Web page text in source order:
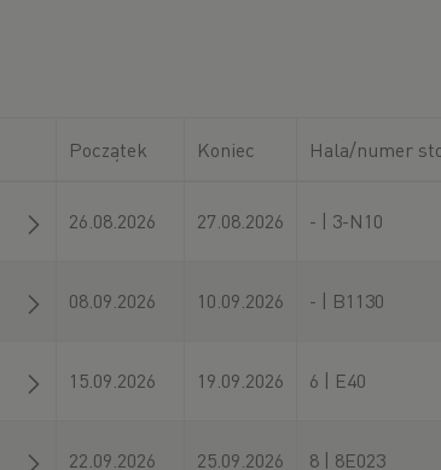
Początek Koniec Hala/numer
26.08.2026 27.08.2026 - | 3-N10
08.09.2026 10.09.2026 - | B1130
15.09.2026 19.09.2026 6 | E40
22.09.2026 25.09.2026 8 | 8E023